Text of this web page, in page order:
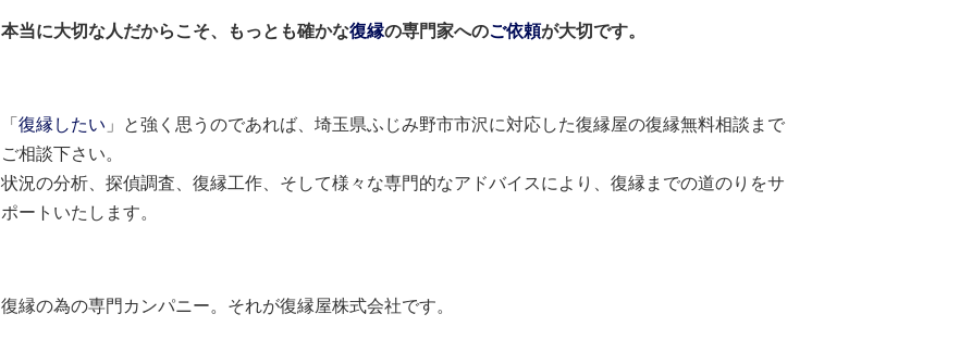
本当に大切な人だからこそ、もっとも確かな復縁の専門家へのご依頼が大切です。
「 復縁したい 」と強く思うのであれば、埼玉県ふじみ野市市沢に対応した復縁屋の復縁無料相談まで
ご相談下さい。
状況の分析、探偵調査、復縁工作、そして様々な専門的なアドバイスにより、復縁までの道のりをサ
ポートいたします。
復縁の為の専門カンパニー。それが復縁屋株式会社です。